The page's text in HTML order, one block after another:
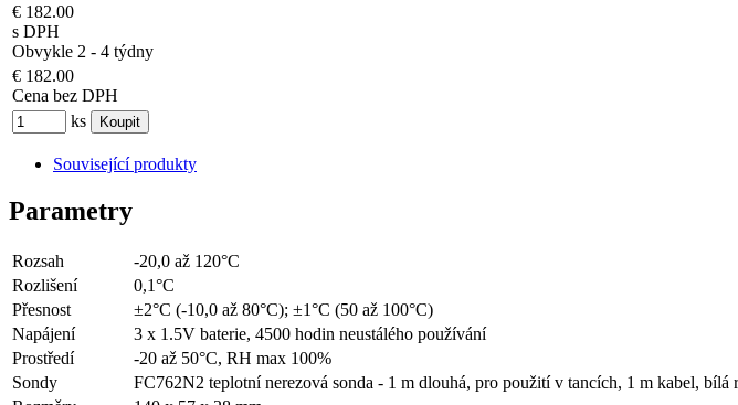
€ 182.00
s DPH
Obvykle 2 - 4 týdny
€ 182.00
Cena bez DPH
ks
Související produkty
Parametry
Rozsah
-20,0 až 120°C
Rozlišení
0,1°C
Přesnost
±2°C (-10,0 až 80°C); ±1°C (50 až 100°C)
Napájení
3 x 1.5V baterie, 4500 hodin neustálého používání
Prostředí
-20 až 50°C, RH max 100%
Sondy
FC762N2 teplotní nerezová sonda - 1 m dlouhá, pro použití v tancích, 1 m kabel,